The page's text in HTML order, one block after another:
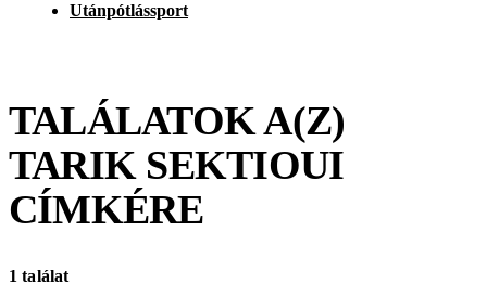
Utánpótlássport
TALÁLATOK A(Z)
TARIK SEKTIOUI
CÍMKÉRE
1 találat